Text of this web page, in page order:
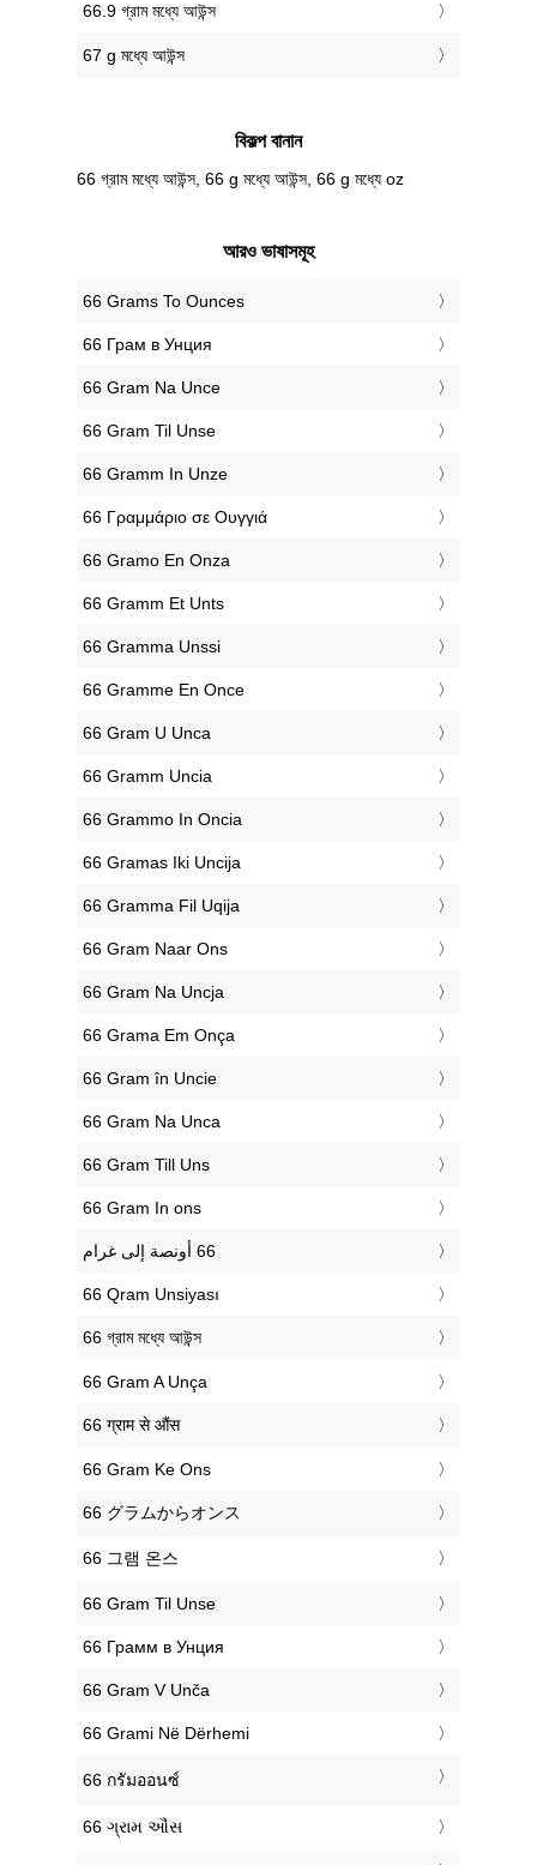
66.9 গ্রাম মধ্যে আউন্স
67 g মধ্যে আউন্স
বিকল্প বানান
66 গ্রাম মধ্যে আউন্স, 66 g মধ্যে আউন্স, 66 g মধ্যে oz
আরও ভাষাসমূহ
‎66 Grams To Ounces
‎66 Грам в Унция
‎66 Gram Na Unce
‎66 Gram Til Unse
‎66 Gramm In Unze
‎66 Γραμμάριο σε Ουγγιά
‎66 Gramo En Onza
‎66 Gramm Et Unts
‎66 Gramma Unssi
‎66 Gramme En Once
‎66 Gram U Unca
‎66 Gramm Uncia
‎66 Grammo In Oncia
‎66 Gramas Iki Uncija
‎66 Gramma Fil Uqija
‎66 Gram Naar Ons
‎66 Gram Na Uncja
‎66 Grama Em Onça
‎66 Gram în Uncie
‎66 Gram Na Unca
‎66 Gram Till Uns
‎66 Gram In ons
‎66 Qram Unsiyası
‎66 গ্রাম মধ্যে আউন্স
‎66 Gram A Unça
‎66 ग्राम से औंस
‎66 Gram Ke Ons
‎66 グラムからオンス
‎66 그램 온스
‎66 Gram Til Unse
‎66 Грамм в Унция
‎66 Gram V Unča
‎66 Grami Në Dërhemi
‎66 กรัมออนซ์
‎66 ગ્રામ ઔંસ